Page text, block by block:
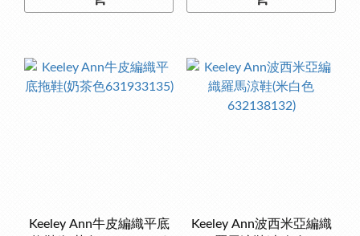
Keeley Ann牛皮編織平底
Keeley Ann波西米亞編織